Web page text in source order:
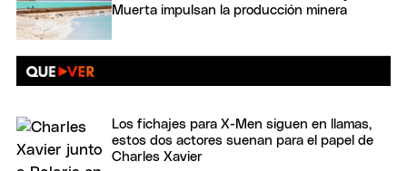
Muerta impulsan la producción minera
Los fichajes para X-Men siguen en llamas,
estos dos actores suenan para el papel de
Charles Xavier